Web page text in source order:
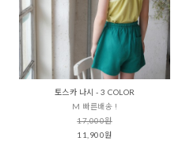
토스카 나시 - 3 COLOR
M 빠른배송 !
17,000원
11,900원